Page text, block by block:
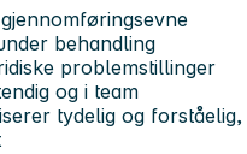
behandling
problemstillinger
og i team
tydelig og